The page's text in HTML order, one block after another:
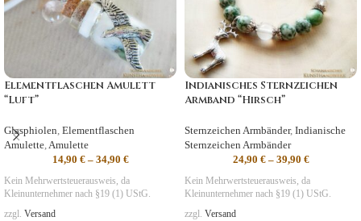
Elementflaschen Amulett
“Luft”
Glasphiolen, Elementflaschen
Amulette,Amulette
14,90 €– 34,90 €
Kein Mehrwertsteuerausweis, da
Kleinunternehmer nach §19 (1) UStG.
zzgl. Versand
Indianisches Sternzeichen
Armband “Hirsch”
Sternzeichen Armbänder, Indianische
Sternzeichen Armbänder
24,90 €– 39,90 €
Kein Mehrwertsteuerausweis, da
Kleinunternehmer nach §19 (1) UStG.
zzgl. Versand